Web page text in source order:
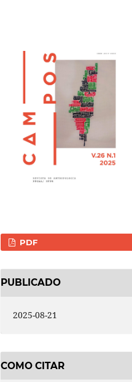
PDF
PUBLICADO
2025-08-21
COMO CITAR